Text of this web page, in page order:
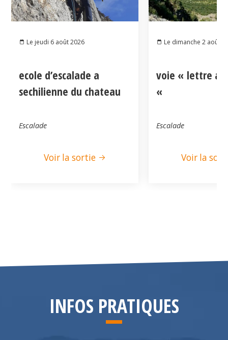
Le jeudi 6 août 2026
ecole d’escalade a
sechilienne du chateau
Escalade
Voir la sortie
Le dimanche 2 août
voie « lettre
«
Escalade
Voir la
INFOS PRATIQUES